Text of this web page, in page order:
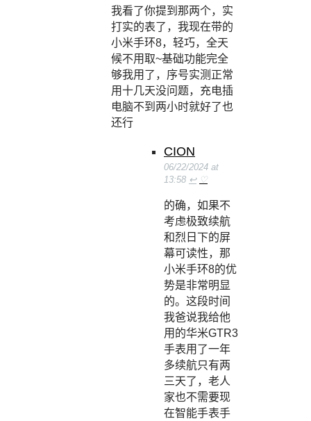
我看了你提到那两个，实
打实的表了，我现在带的
小米手环8，轻巧，全天
候不用取~基础功能完全
够我用了，序号实测正常
用十几天没问题，充电插
电脑不到两小时就好了也
还行
CION
06/22/2024 at
13:58 ↩ ♡
的确，如果不
考虑极致续航
和烈日下的屏
幕可读性，那
小米手环8的优
势是非常明显
的。这段时间
我爸说我给他
用的华米GTR3
手表用了一年
多续航只有两
三天了，老人
家也不需要现
在智能手表手